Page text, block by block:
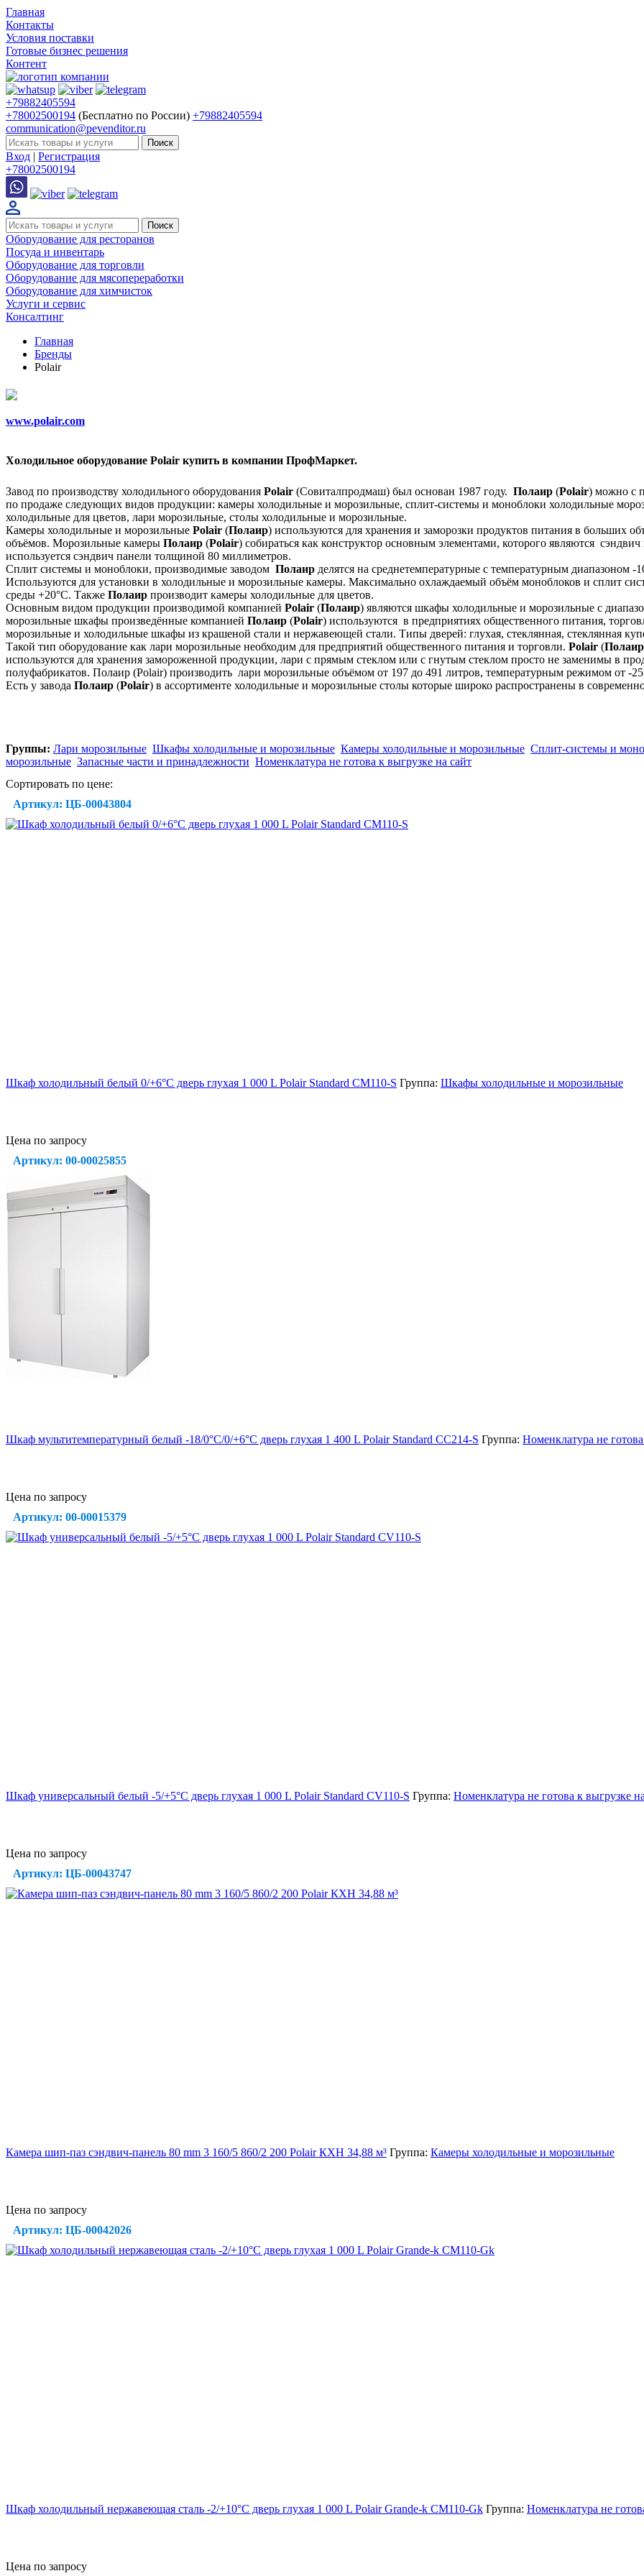
Главная
Контакты
Условия поставки
Готовые бизнес решения
Контент
+79882405594
+78002500194 (Бесплатно по России) +79882405594
communication@pevenditor.ru
Вход | Регистрация
+78002500194
Оборудование для ресторанов
Посуда и инвентарь
Оборудование для торговли
Оборудование для мясопереработки
Оборудование для химчисток
Услуги и сервис
Консалтинг
Главная
Бренды
Polair
www.polair.com
Холодильное оборудование Polair купить в компании ПрофМаркет.
Завод по производству холодильного оборудования Polair (Совиталпродмаш) был основан 1987 году. Полаир (Polair) можно с
по продаже следующих видов продукции: камеры холодильные и морозильные, сплит-системы и моноблоки холодильные
холодильные для цветов, лари морозильные, столы холодильные и морозильные.
Камеры холодильные и морозильные Polair (Полаир) используются для хранения и заморозки продуктов питания в больших
объёмов. Морозильные камеры Полаир (Polair) собираться как конструктор основным элементами, которого являются
используется сэндвич панели толщиной 80 миллиметров.
Сплит системы и моноблоки, производимые заводом Полаир делятся на среднетемпературные с температурным диапазоном
Используются для установки в холодильные и морозильные камеры. Максимально охлаждаемый объём моноблоков и сплит
среды +20°C. Также Полаир производит камеры холодильные для цветов.
Основным видом продукции производимой компанией Polair (Полаир) являются шкафы холодильные и морозильные с
морозильные шкафы произведённые компанией Полаир (Polair) используются в предприятиях общественного питания,
морозильные и холодильные шкафы из крашеной стали и нержавеющей стали. Типы дверей: глухая, стеклянная, стеклянная
Такой тип оборудование как лари морозильные необходим для предприятий общественного питания и торговли. Polair (Полаир
используются для хранения замороженной продукции, лари с прямым стеклом или с гнутым стеклом просто не заменимы в
полуфабрикатов. Полаир (Polair) производить лари морозильные объёмом от 197 до 491 литров, температурным режимом от -
Есть у завода Полаир (Polair) в ассортименте холодильные и морозильные столы которые широко распространены в
Группы: Лари морозильные Шкафы холодильные и морозильные Камеры холодильные и морозильные Сплит-системы и
морозильные Запасные части и принадлежности Номенклатура не готова к выгрузке на сайт
Сортировать по цене:
Артикул: ЦБ-00043804
Шкаф холодильный белый 0/+6°C дверь глухая 1 000 L Polair Standard CM110-S Группа: Шкафы холодильные и морозильные
Цена по запросу
Артикул: 00-00025855
Шкаф мультитемпературный белый -18/0°C/0/+6°C дверь глухая 1 400 L Polair Standard CC214-S Группа: Номенклатура не
Цена по запросу
Артикул: 00-00015379
Шкаф универсальный белый -5/+5°C дверь глухая 1 000 L Polair Standard CV110-S Группа: Номенклатура не готова к выгрузке
Цена по запросу
Артикул: ЦБ-00043747
Камера шип-паз сэндвич-панель 80 mm 3 160/5 860/2 200 Polair КХН 34,88 м³ Группа: Камеры холодильные и морозильные
Цена по запросу
Артикул: ЦБ-00042026
Шкаф холодильный нержавеющая сталь -2/+10°C дверь глухая 1 000 L Polair Grande-k CM110-Gk Группа: Номенклатура не
Цена по запросу